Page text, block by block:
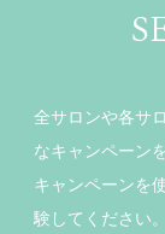
全サロンや各サ
なキャンペーン
キャンペーンを
験してください。